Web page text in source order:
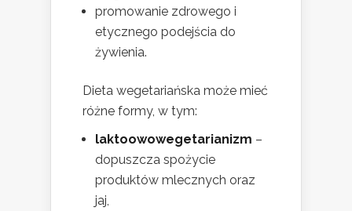
promowanie zdrowego i
etycznego podejścia do
żywienia.
Dieta wegetariańska może mieć
różne formy, w tym:
laktoowowegetarianizm –
dopuszcza spożycie
produktów mlecznych oraz
jaj,